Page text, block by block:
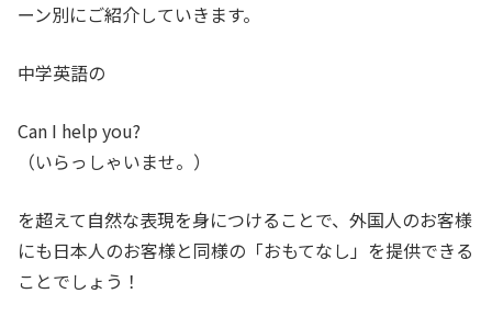
ーン別にご紹介していきます。
中学英語の
Can I help you?
（いらっしゃいませ。）
を超えて自然な表現を身につけることで、外国人のお客様
にも日本人のお客様と同様の「おもてなし」を提供できる
ことでしょう！